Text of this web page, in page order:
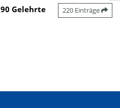
90 Gelehrte 220 Einträge